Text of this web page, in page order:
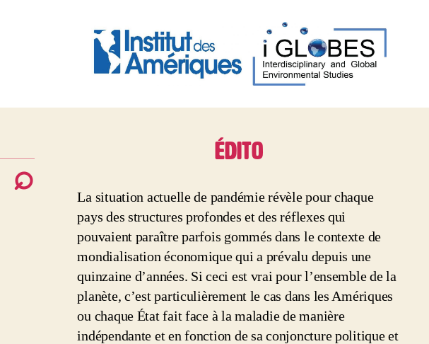
la
ÉDITO
La situation actuelle de pandémie révèle pour chaque
pays des structures profondes et des réflexes qui
pouvaient paraître parfois gommés dans le contexte de
mondialisation économique qui a prévalu depuis une
quinzaine d’années. Si ceci est vrai pour l’ensemble de la
planète, c’est particulièrement le cas dans les Amériques
ou chaque État fait face à la maladie de manière
indépendante et en fonction de sa conjoncture politique et